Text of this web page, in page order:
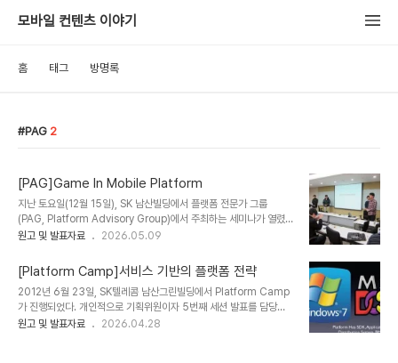
모바일 컨텐츠 이야기
홈 태그 방명록
PAG 2
[PAG]Game In Mobile Platform
지난 토요일(12월 15일), SK 남산빌딩에서 플랫폼 전문가 그룹
(PAG, Platform Advisory Group)에서 주최하는 세미나가 열렸
다. '플랫폼 사업자와 써드파티의 대화'라는 큰 주제로 패널 토의 위주
였다. 패널로 참석한 세션은 트랙 2의 마지막 시간으로 '소셜 게임과
모바일 메신저 플랫폼'이라는 주제였다. SNS나 MIM기반의 게임 시
장에 대한 현황과 문제점에 대해 이야기 하는 시간이었다. 파워블로거
이신 버섯돌이님이 모더레이터(moderator)였으며 엔필의 유석현
이사님과 누스랩의 김선래님이 패널로 자리를 같이하였다.버섯돌이님
원고 및 발표자료 2026.05.09
[Platform Camp]서비스 기반의 플랫폼 전략
2012년 6월 23일, SK텔레콤 남산그린빌딩에서 Platform Camp
가 진행되었다. 개인적으로 기획위원이자 5번째 세션 발표를 담당하
여 참석하였다. 오랜만에 반가운 얼굴들과 인사하는 것만으로 즐거웠
원고 및 발표자료 2026.04.28